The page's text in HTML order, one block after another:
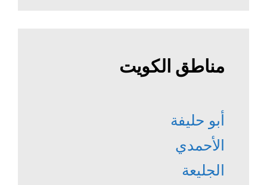
مناطق الكويت
أبو حليفة
الأحمدي
الجليعة